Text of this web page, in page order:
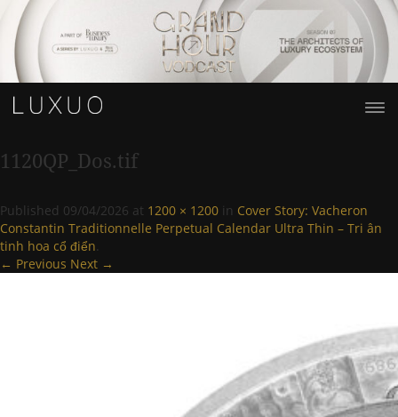
1120QP_Dos.tif
Published 09/04/2026 at 1200 × 1200 in Cover Story: Vacheron
Constantin Traditionnelle Perpetual Calendar Ultra Thin – Tri ân
tinh hoa cổ điển.
← Previous Next →